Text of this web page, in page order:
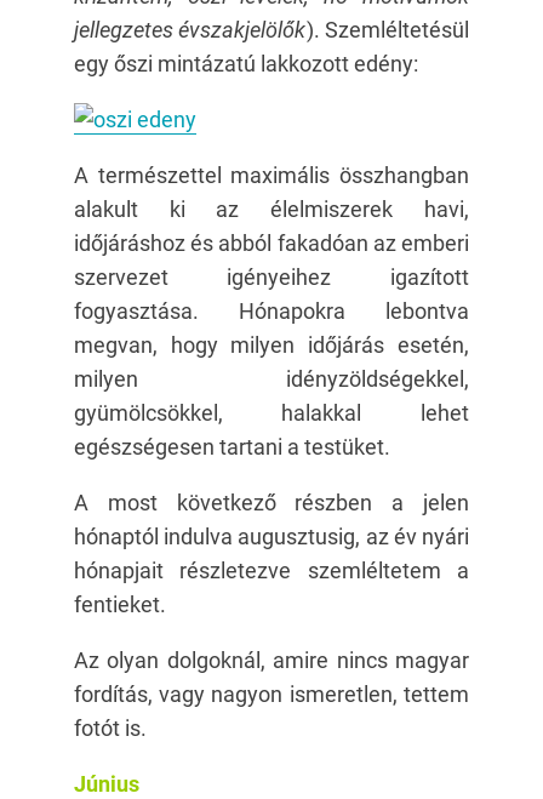
jellegzetes évszakjelölők). Szemléltetésül
egy őszi mintázatú lakkozott edény:
A természettel maximális összhangban
alakult ki az élelmiszerek havi,
időjáráshoz és abból fakadóan az emberi
szervezet igényeihez igazított
fogyasztása. Hónapokra lebontva
megvan, hogy milyen időjárás esetén,
milyen idényzöldségekkel,
gyümölcsökkel, halakkal lehet
egészségesen tartani a testüket.
A most következő részben a jelen
hónaptól indulva augusztusig, az év nyári
hónapjait részletezve szemléltetem a
fentieket.
Az olyan dolgoknál, amire nincs magyar
fordítás, vagy nagyon ismeretlen, tettem
fotót is.
Június